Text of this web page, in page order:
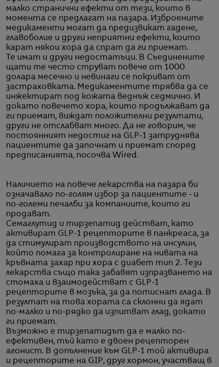
малко странични ефекти от тези, които в
момента се предлагат на пазара. Изброените
медикаменти могат да предизвикат гадене,
главоболие и други неприятни ефекти, които
карат някои хора да спрат да ги приемат.
Те имат и други недостатъци. В Съединените
щати те често струват повече от 1000
долара месечно и невинаги се покриват от
застраховката. Медикаментите трябва да се
инжектират под кожата веднъж седмично. И
докато повечето хора, които продължават да
ги приемат, виждат положителни резултати,
други не отслабват много. Да не говорим, че
постоянният недостиг на GLP-1 затруднява
пациентите да започнат и приемат според
предписанията, посочва Wired.
Наличието на повече лекарства на пазара би
означавало по-голям избор за пациентите - и
по-големи печалби за компаниите, които ги
продават.
Семаглутид и тирзепатид действат, като
активират GLP-1 рецепторите в панкреаса, за
да стимулират производството на инсулин,
който помага за контролиране на нивата на
кръвната захар при хора с диабет тип 2. Тези
лекарства също така забавят изпразването на
стомаха и взаимодействат с GLP-1
рецепторите в мозъка, за да потиснат глада. В
резултат на това хората са склонни да ядат
по-малко и по-рядко да изпитват глад, докато
ги приемат.
Възможно е тирзепатидът да е малко по-
ефективен, тъй като е двоен рецепторен
агонист. В допълнение към GLP-1 той активира
и рецепторите на GIP, друг хормон, участващ в